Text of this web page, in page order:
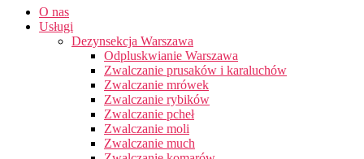
O nas
Usługi
Dezynsekcja Warszawa
Odpluskwianie Warszawa
Zwalczanie prusaków i karaluchów
Zwalczanie mrówek
Zwalczanie rybików
Zwalczanie pcheł
Zwalczanie moli
Zwalczanie much